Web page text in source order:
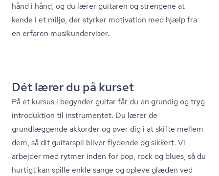
hånd i hånd, og du lærer guitaren og strengene at
kende i et miljø, der styrker motivation med hjælp fra
en erfaren mu­si­kun­der­vi­ser.
Dét lærer du på kurset
På et kursus i begynder guitar får du en grundig og tryg
introduktion til instrumentet. Du lærer de
grundlæggende akkorder og øver dig i at skifte mellem
dem, så dit guitarspil bliver flydende og sikkert. Vi
arbejder med rytmer inden for pop, rock og blues, så du
hurtigt kan spille enkle sange og opleve glæden ved